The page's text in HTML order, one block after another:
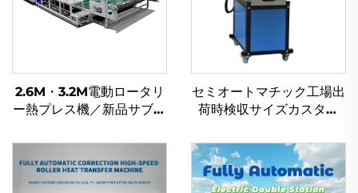
2.6M・3.2M電動ロータリ
ー熱プレス機／新品サブリ
レンダーマシン（織物・布
地印刷・衣類向け）
セミオートマチック工場出
荷時検収サイズカスタム
ス機（31 × 39インチ ヒー
トプレス機）